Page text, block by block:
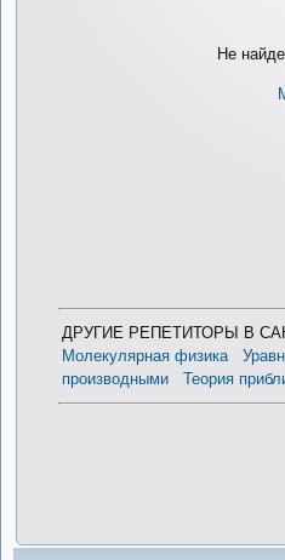
Не
ДРУГИЕ РЕПЕТИТОРЫ В
Молекулярная физика
производными
Теория